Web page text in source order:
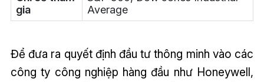
gia
Average
Để đưa ra quyết định đầu tư thông minh vào các
công ty công nghiệp hàng đầu như Honeywell,